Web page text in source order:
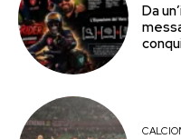
Da